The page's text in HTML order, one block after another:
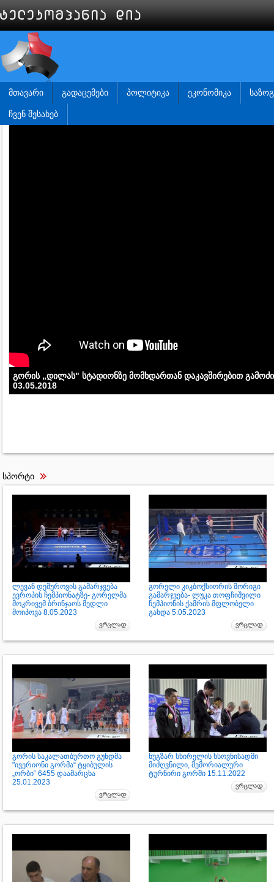
ᲛᲗᲐᲕᲐᲠᲘ ᲒᲐᲓᲐᲪᲔᲛᲔᲑᲘ ᲞᲝᲚᲘᲢᲘᲙᲐ ᲔᲙᲝᲜᲝᲛᲘᲙᲐ
ᲩᲕᲔᲜ ᲨᲔᲡᲐᲮᲔᲑ
გორის „დილას" სტადიონზე მომხდართან დაკავშირებით
03.05.2018
სპორტი
ლევან დემუროვის გამარჯვება
ევროპის ჩემპიონატზე- გორელმა
მოკრივემ ბრინჯაოს მედლი
მოიპოვა 8.05.2023
გორელი კიკბოქსიორის მორიგი
გამარჯვება- ლუკა თოფჩიშვილი
ჩემპიონის ქამრის მფლობელი
გახდა 5.05.2023
გორის საკალათბურთო გუნდმა
"ივერიონი გორმა“ ტყიბულის
„ორბი“ 6455 დაამარცხა
25.01.2023
ნუგზარ სხირელის ხსოვნისადმი
მიძღვნილი, მემორიალური
ტურნირი გორში 15.11.2022